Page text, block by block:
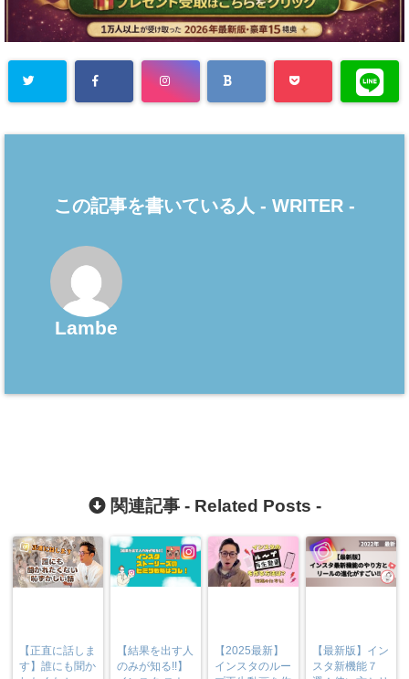
この記事を書いている人 - WRITER -
Lambe
関連記事 - Related Posts -
【正直に話しま
す】誰にも聞か
【結果を出す人
のみが知る!!】
【2025最新】
インスタのルー
【最新版】イン
スタ新機能７